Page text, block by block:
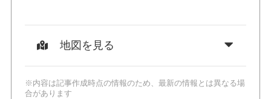
地図を見る
※内容は記事作成時点の情報のため、最新の情報とは異なる場
合があります